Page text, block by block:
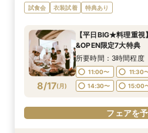
8/16(日)
≪ペットと一緒の結
上質邸宅を貸切＊黒毛
9:00〜
12:00〜
14:00〜
17:00〜
フェアを
8/16(日)
≪ペットと一緒の結
上質邸宅を貸切＊黒毛
9:00〜
12:00〜
14:00〜
17:00〜
フェアを
8/16(日)
タイパ重視◎【スマ
ン案内&見積り相談
11:00〜 16:00〜
フェアを
8/16(日)
【少人数で森の邸宅
るNEW会場×美食で家
9:00〜
12:00〜
14:00〜
17:00〜
フェアを
8/16(日)
【熊本初★ミキハウス
場】安心の6大優待＆
所要時間：3時間程度
14:00〜
17:00
フェアを
8/16(日)
＼予算重視で賢く叶
お得！最大195万円優
所要時間：3時間程度
14:00〜
17:00
フェアを
8/16(日)
残1*【8月連休LAST
ライベートウエディ
所要時間：3時間程度
14:00〜
17:00
フェアを
試食会 衣装試着 特典あり
8/17(月)
【平日BIG★料理重
&OPEN限定7大特典
所要時間：3時間程度
11:00〜
11:30
14:30〜
15:00
フェアを